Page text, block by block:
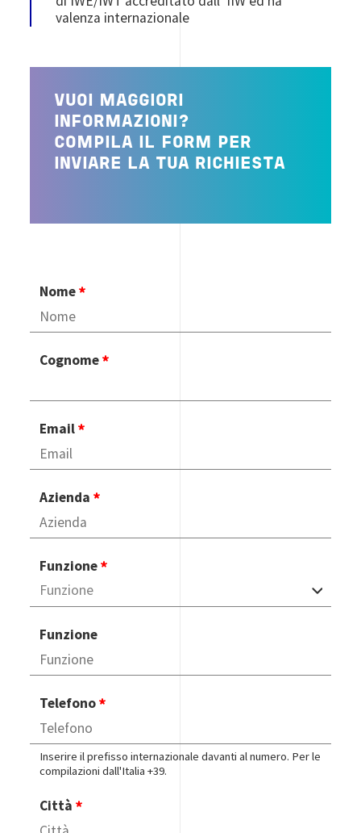
valenza internazionale
VUOI MAGGIORI
INFORMAZIONI?
COMPILA IL FORM PER
INVIARE LA TUA RICHIESTA
Nome
Cognome
Email
Azienda
Funzione
Funzione
Telefono
Inserire il prefisso internazionale davanti al numero. Per le
compilazioni dall'Italia +39.
Città